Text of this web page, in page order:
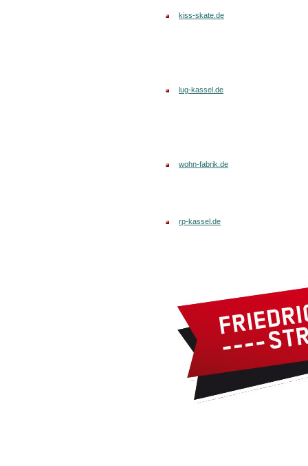
kiss-skate.de
lug-kassel.de
wohn-fabrik.de
rp-kassel.de